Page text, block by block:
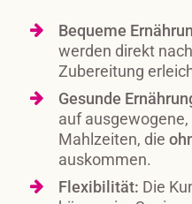
Bequeme
werden direkt
Zubereitung
Gesunde
auf
Mahlzeiten, die
auskommen.
Flexibilität: Die